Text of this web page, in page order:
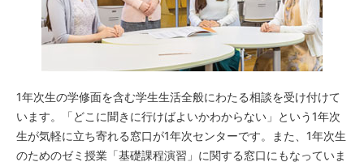
1年次生の学修面を含む学生生活全般にわたる相談を受け付けて
います。「どこに聞きに行けばよいかわからない」という1年次
生が気軽に立ち寄れる窓口が1年次センターです。また、1年次生
のためのゼミ授業「基礎課程演習」に関する窓口にもなっていま